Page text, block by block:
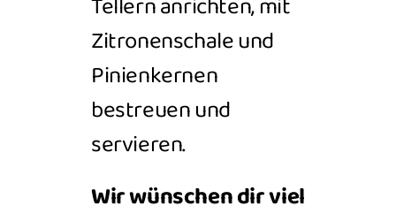
Zitronenschaleund
Pinienkernen
bestreuen und
servieren.
Wir wünschen dir viel